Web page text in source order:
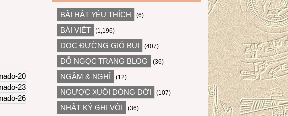
BÀI HÁT YÊU THÍCH (6)
BÀI VIẾT (1,196)
DỌC ĐƯỜNG GIÓ BỤI (407)
ĐỖ NGỌC TRANG BLOG (36)
NGẪM & NGHĨ (12)
NGƯỢC XUÔI DÒNG ĐỜI (107)
NHẬT KÝ GHI VỘI (36)